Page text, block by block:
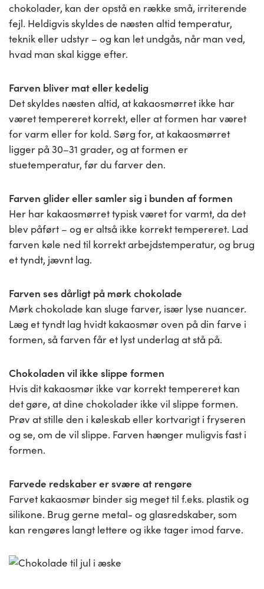
chokolader, kan der opstå en række små, irriterende
fejl. Heldigvis skyldes de næsten altid temperatur,
teknik eller udstyr – og kan let undgås, når man ved,
hvad man skal kigge efter.
Farven bliver mat eller kedelig
Det skyldes næsten altid, at kakaosmørret ikke har
været tempereret korrekt, eller at formen har været
for varm eller for kold. Sørg for, at kakaosmørret
ligger på 30–31 grader, og at formen er
stuetemperatur, før du farver den.
Farven glider eller samler sig i bunden af formen
Her har kakaosmørret typisk været for varmt, da det
blev påført – og er altså ikke korrekt tempereret. Lad
farven køle ned til korrekt arbejdstemperatur, og brug
et tyndt, jævnt lag.
Farven ses dårligt på mørk chokolade
Mørk chokolade kan sluge farver, især lyse nuancer.
Læg et tyndt lag hvidt kakaosmør oven på din farve i
formen, så farven får et lyst underlag at stå på.
Chokoladen vil ikke slippe formen
Hvis dit kakaosmør ikke var korrekt tempereret kan
det gøre, at dine chokolader ikke vil slippe formen.
Prøv at stille den i køleskab eller kortvarigt i fryseren
og se, om de vil slippe. Farven hænger muligvis fast i
formen.
Farvede redskaber er svære at rengøre
Farvet kakaosmør binder sig meget til f.eks. plastik og
silikone. Brug gerne metal- og glasredskaber, som
kan rengøres langt lettere og ikke tager imod farve.